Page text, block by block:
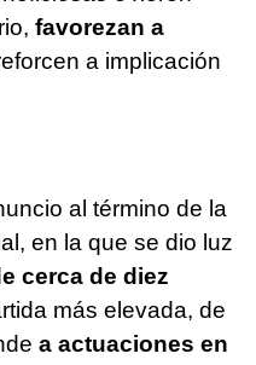
favorezan a
a implicación
al término de la
en la que se dio luz
cerca de diez
más elevada, de
a actuaciones en